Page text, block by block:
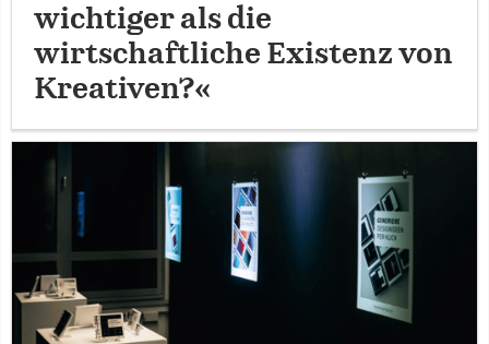
wichtiger als die
wirtschaftliche Existenz von
Kreativen?«